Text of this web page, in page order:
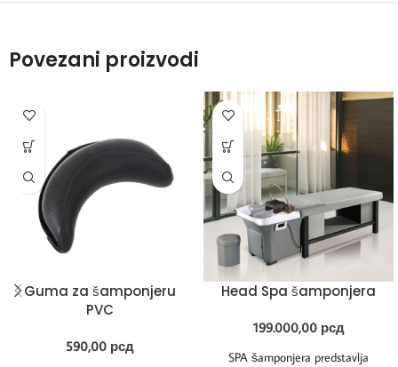
Povezani proizvodi
Guma za šamponjeru
PVC
590,00 рсд
Head Spa šamponjera
199.000,00 рсд
SPA šamponjera predstavlja